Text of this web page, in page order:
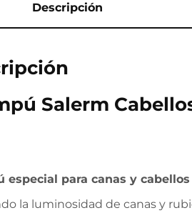
Descripción
Salerm
especial para canas y
la luminosidad de canas y